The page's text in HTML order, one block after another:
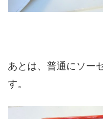
あとは、普通にソー
す。